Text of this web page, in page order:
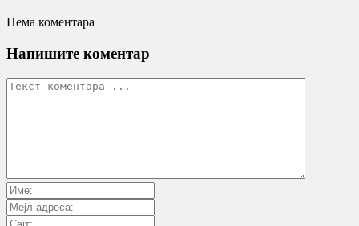
Нема коментара
Напишите коментар